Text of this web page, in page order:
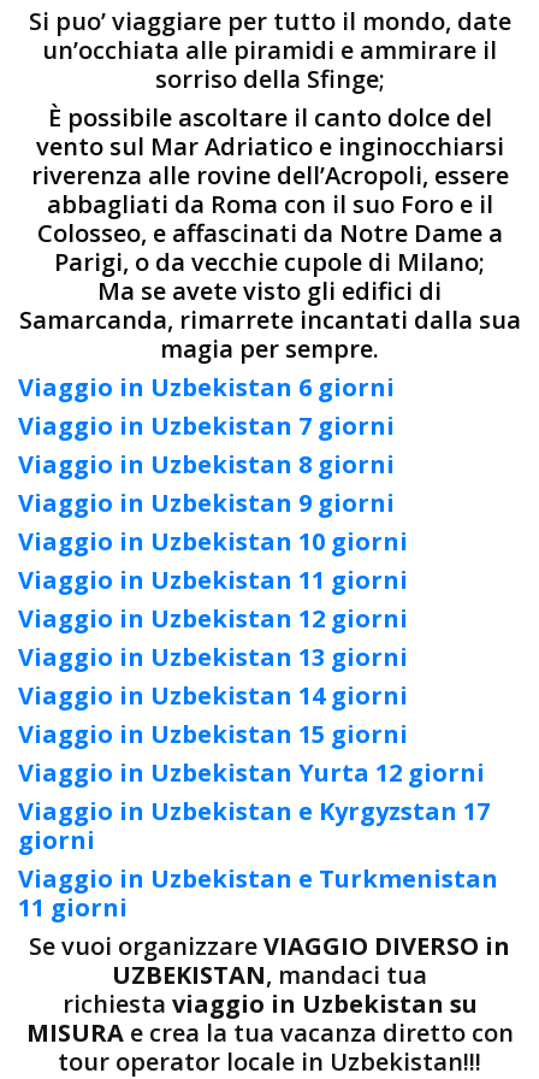
Si puo’ viaggiare per tutto il mondo, date
un’occhiata alle piramidi e ammirare il
sorriso della Sfinge;
È possibile ascoltare il canto dolce del
vento sul Mar Adriatico e inginocchiarsi
riverenza alle rovine dell’Acropoli, essere
abbagliati da Roma con il suo Foro e il
Colosseo, e affascinati da Notre Dame a
Parigi, o da vecchie cupole di Milano;
Ma se avete visto gli edifici di
Samarcanda, rimarrete incantati dalla sua
magia per sempre.
Viaggio in Uzbekistan 6 giorni
Viaggio in Uzbekistan 7 giorni
Viaggio in Uzbekistan 8 giorni
Viaggio in Uzbekistan 9 giorni
Viaggio in Uzbekistan 10 giorni
Viaggio in Uzbekistan 11 giorni
Viaggio in Uzbekistan 12 giorni
Viaggio in Uzbekistan 13 giorni
Viaggio in Uzbekistan 14 giorni
Viaggio in Uzbekistan 15 giorni
Viaggio in Uzbekistan Yurta 12 giorni
Viaggio in Uzbekistan e Kyrgyzstan 17
giorni
Viaggio in Uzbekistan e Turkmenistan
11 giorni
Se vuoi organizzareVIAGGIO DIVERSO in
UZBEKISTAN, mandaci tua
richiesta viaggio in Uzbekistan su
MISURA e crea la tua vacanza diretto con
tour operator locale in Uzbekistan!!!